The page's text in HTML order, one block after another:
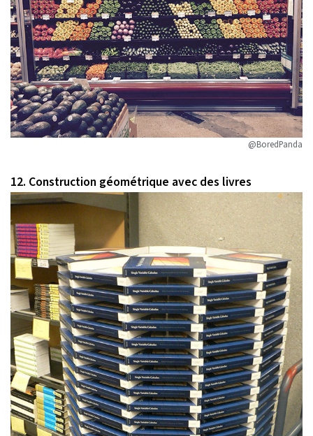
@BoredPanda
12. Construction géométrique avec des livres